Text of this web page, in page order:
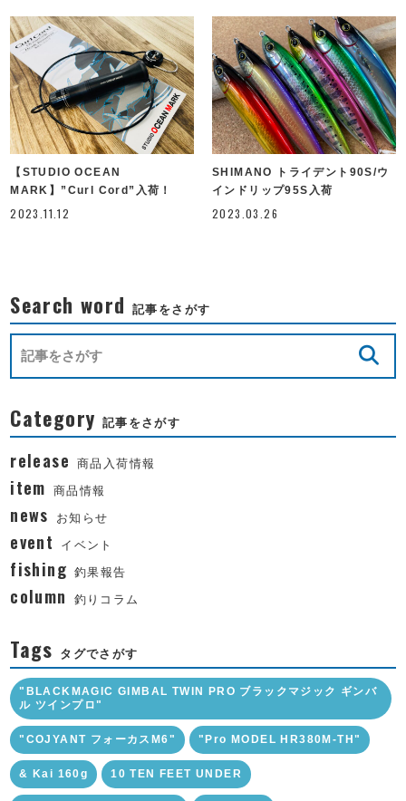
【STUDIO OCEAN
MARK】”Curl Cord”入荷！
2023.11.12
SHIMANO トライデント90S/ウ
インドリップ95S入荷
2023.03.26
Search word 記事をさがす
Category 記事をさがす
release 商品入荷情報
item 商品情報
news お知らせ
event イベント
fishing 釣果報告
column 釣りコラム
Tags タグでさがす
"BLACKMAGIC GIMBAL TWIN PRO ブラックマジック ギンバ
ル ツインプロ"
"COJYANT フォーカスM6" "Pro MODEL HR380M-TH"
& Kai 160g 10 TEN FEET UNDER